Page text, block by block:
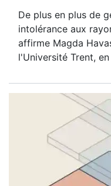
De plus en plus de
intolérance aux
affirme Magda
l'Université Trent,